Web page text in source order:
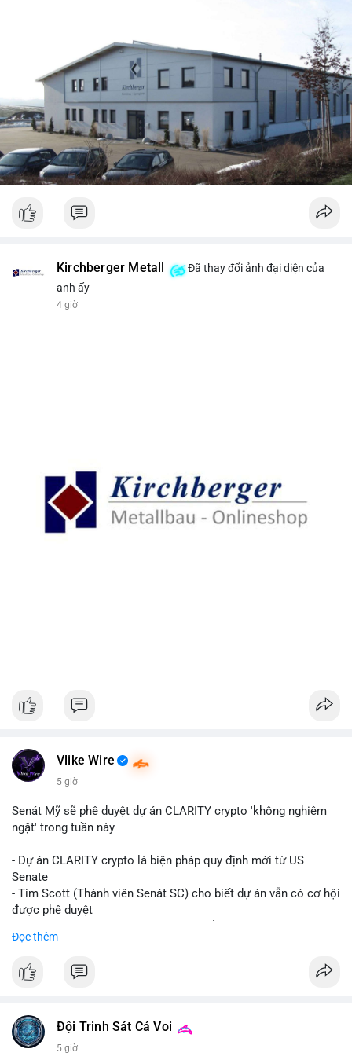
Kirchberger Metall
Đã thay đổi ảnh đại diện của
anh ấy
4 giờ
Vlike Wire
5 giờ
Senát Mỹ sẽ phê duyệt dự án CLARITY crypto 'không nghiêm
ngặt' trong tuần này
- Dự án CLARITY crypto là biện pháp quy định mới từ US
Senate
- Tim Scott (Thành viên Senát SC) cho biết dự án vẫn có cơ hội
được phê duyệt
trình
#vlikevn #titanbot
Đọc thêm
Đội Trinh Sát Cá Voi
5 giờ